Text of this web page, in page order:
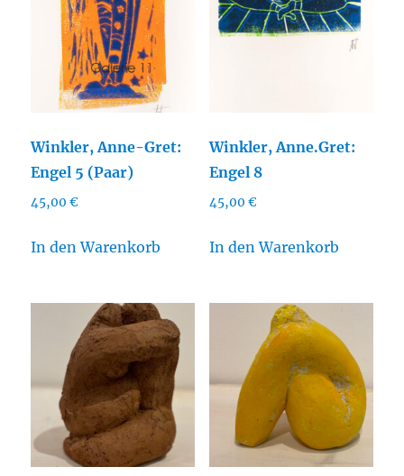
Winkler, Anne-Gret:
Engel 5 (Paar)
45,00€
In den Warenkorb
Winkler, Anne.Gret:
Engel 8
45,00 €
In den Warenkorb